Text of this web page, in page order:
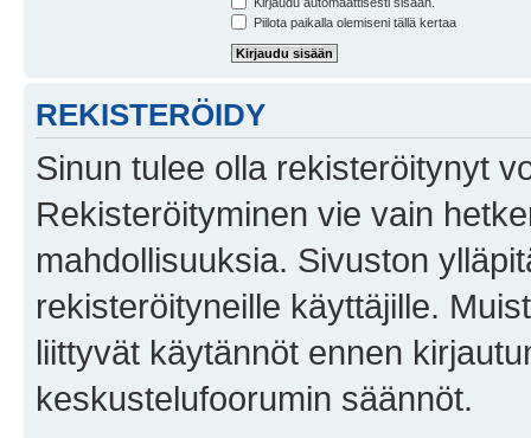
Piilota paikalla olemiseni tällä kertaa
REKISTERÖIDY
Sinun tulee olla rekisteröitynyt
Rekisteröityminen vie vain
mahdollisuuksia. Sivuston
rekisteröityneille käyttäjille.
liittyvät käytännöt ennen
keskustelufoorumin säännöt.